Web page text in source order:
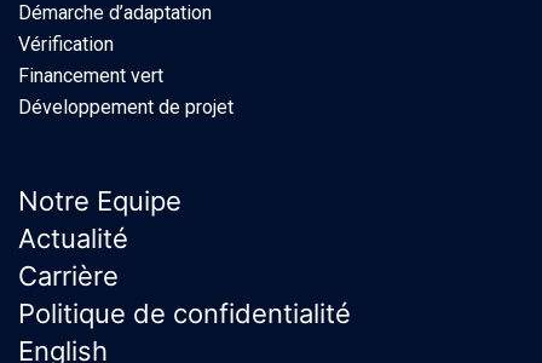
Démarche d’adaptation
Vérification
Financement vert
Développement de projet
Notre Equipe
Actualité
Carrière
Politique de confidentialité
English